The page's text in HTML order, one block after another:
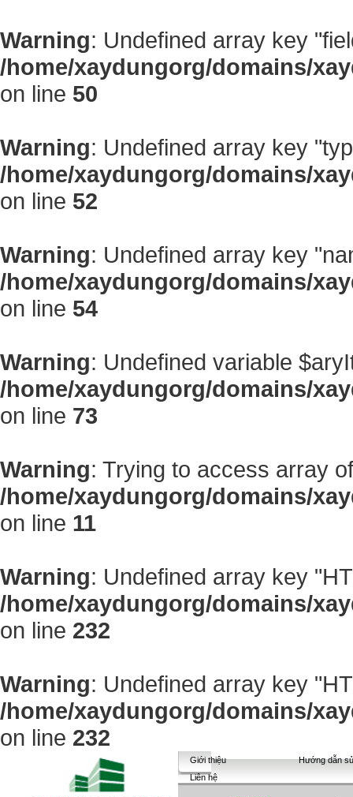
Warning: Undefined array key
/home/xaydungorg/domains/
on line 50
Warning: Undefined array key
/home/xaydungorg/domains/
on line 52
Warning: Undefined array key
/home/xaydungorg/domains/
on line 54
Warning: Undefined variable
/home/xaydungorg/domains/
on line 73
Warning: Trying to access array
/home/xaydungorg/domains/
on line 11
Warning: Undefined array key
/home/xaydungorg/domains/
on line 232
Warning: Undefined array key
/home/xaydungorg/domains/
on line 232
Giới thiệu
Hướng dẫn
Liên hệ